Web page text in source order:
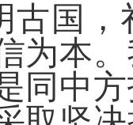
古国
为本
同中